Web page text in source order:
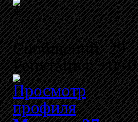
Сообщений: 29
Репутация: +0/-0